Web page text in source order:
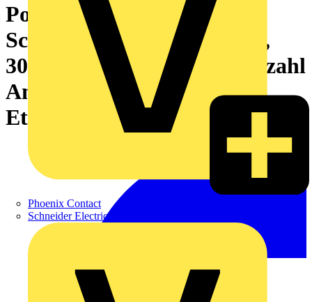
Phoenix Contact
Schneider Electric
Potentialverteilerklemme,
Schraubanschluss, schwarz,
300 mm², 520 A, 1000 V, Anzahl
Anschlüsse: 2, Anzahl der
Etagen: 1